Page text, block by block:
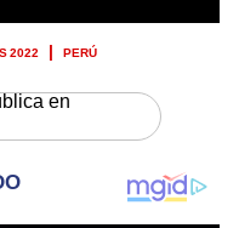
2022 PERÚ
en